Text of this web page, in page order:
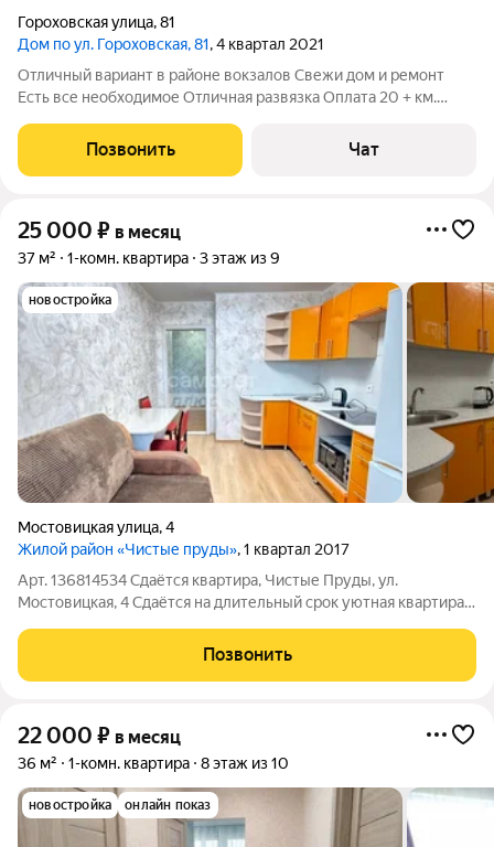
Гороховская улица,81
Дом по ул. Гороховская, 81, 4 квартал 2021
Отличный вариант в районе вокзалов Свежи дом и ремонт
Есть все необходимое Отличная развязка Оплата 20 + км.
Позвонить Чат
25 000 ₽ в месяц
37 м² 1-комн. квартира 3 этаж из 9
новостройка
Мостовицкая улица,4
Жилой район «Чистые пруды», 1 квартал 2017
Арт. 136814534 Сдаётся квартира, Чистые Пруды, ул.
Мостовицкая, 4 Сдаётся на длительный срок уютная квартира
лоджия,выполнен аккуратный ремонт, имеется всё
необходимое для комфортного проживания.
Позвонить
22 000 ₽ в месяц
36 м² 1-комн. квартира 8 этаж из 10
новостройка онлайн показ